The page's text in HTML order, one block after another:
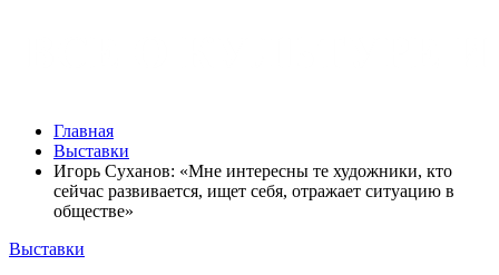
Главная
Выставки
Игорь Суханов: «Мне интересны те художники, кто
сейчас развивается, ищет себя, отражает ситуацию в
обществе»
Выставки